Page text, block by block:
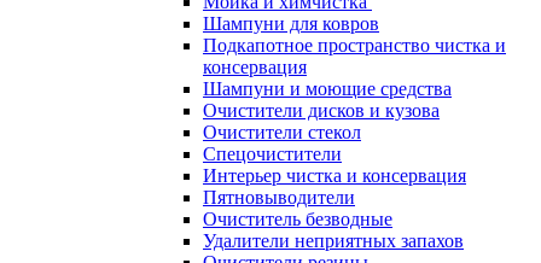
Шампуни для ковров
Подкапотное пространство чистка и
консервация
Шампуни и моющие средства
Очистители дисков и кузова
Очистители стекол
Спецочистители
Интерьер чистка и консервация
Пятновыводители
Очиститель безводные
Удалители неприятных запахов